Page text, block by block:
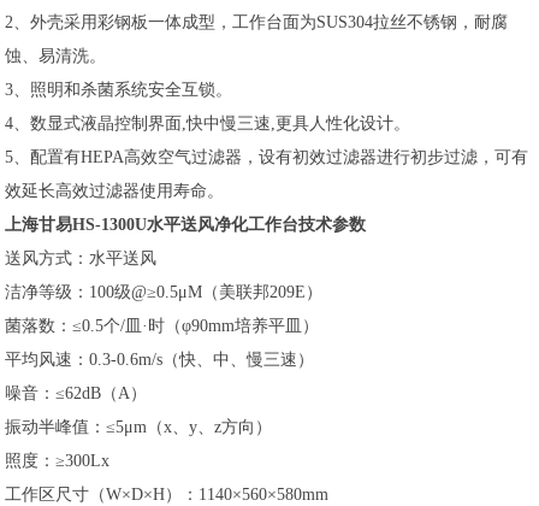
2、外壳采用彩钢板一体成型，工作台面为SUS304拉丝不锈钢，耐腐
蚀、易清洗。
3、照明和杀菌系统安全互锁。
4、数显式液晶控制界面,快中慢三速,更具人性化设计。
5、配置有HEPA高效空气过滤器，设有初效过滤器进行初步过滤，可有
效延长高效过滤器使用寿命。
上海甘易HS-1300U水平送风净化工作台技术参数
送风方式：水平送风
洁净等级：100级@≥0.5μM（美联邦209E）
菌落数：≤0.5个/皿·时（φ90mm培养平皿）
平均风速：0.3-0.6m/s（快、中、慢三速）
噪音：≤62dB（A）
振动半峰值：≤5μm（x、y、z方向）
照度：≥300Lx
工作区尺寸（W×D×H）：1140×560×580mm